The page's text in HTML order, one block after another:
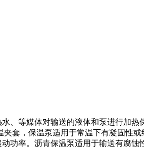
、等媒体对输送的液体和泵进行加
套，保温泵适用于常温下有凝固性
功率。沥青保温泵适用于输送有腐